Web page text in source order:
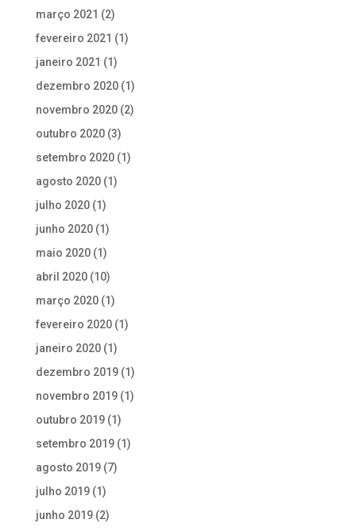
março 2021 (2)
fevereiro 2021 (1)
janeiro 2021 (1)
dezembro 2020(1)
novembro 2020(2)
outubro 2020(3)
setembro 2020(1)
agosto 2020(1)
julho 2020(1)
junho 2020(1)
maio 2020(1)
abril 2020(10)
março 2020(1)
fevereiro 2020(1)
janeiro 2020(1)
dezembro 2019(1)
novembro 2019(1)
outubro 2019(1)
setembro 2019(1)
agosto 2019(7)
julho 2019(1)
junho 2019(2)